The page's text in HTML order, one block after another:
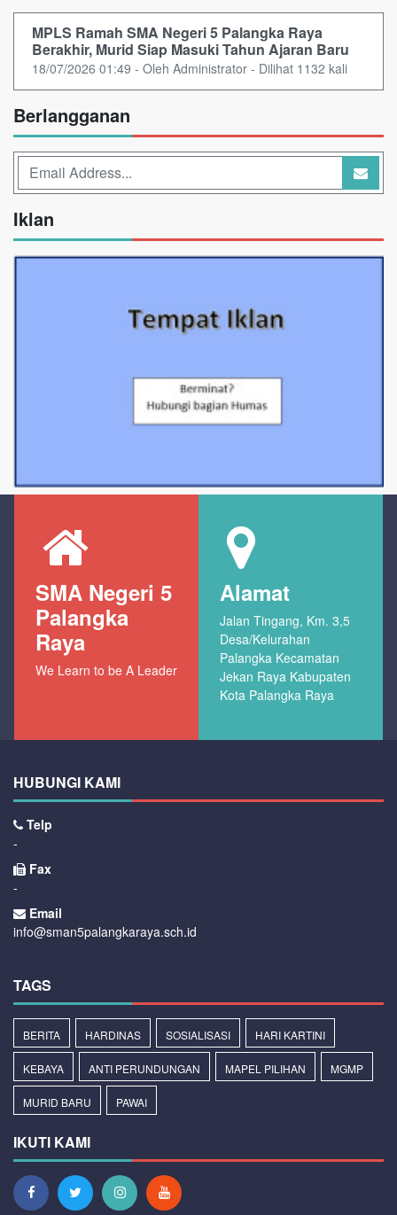
MPLS Ramah SMA Negeri 5 Palangka Raya
Berakhir, Murid Siap Masuki Tahun Ajaran Baru
18/07/2026 01:49 - Oleh Administrator - Dilihat 1132 kali
Berlangganan
Iklan
SMA Negeri 5
Palangka
Raya
We Learn to be A Leader
Alamat
Jalan Tingang, Km. 3,5
Desa/Kelurahan
Palangka Kecamatan
Jekan Raya Kabupaten
Kota Palangka Raya
HUBUNGI KAMI
Telp
-
Fax
-
Email
info@sman5palangkaraya.sch.id
TAGS
BERITA HARDINAS SOSIALISASI HARI KARTINI
KEBAYA ANTI PERUNDUNGAN MAPEL PILIHAN MGMP
MURID BARU PAWAI
IKUTI KAMI